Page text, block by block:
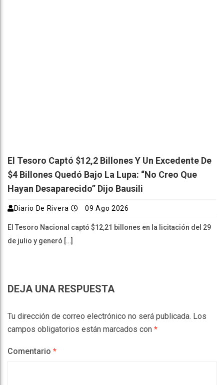
El Tesoro Captó $12,2 Billones Y Un Excedente De
$4 Billones Quedó Bajo La Lupa: “No Creo Que
Hayan Desaparecido” Dijo Bausili
Diario De Rivera 09 Ago 2026
El Tesoro Nacional captó $12,21 billones en la licitación del 29
de julio y generó […]
DEJA UNA RESPUESTA
Tu dirección de correo electrónico no será publicada. Los
campos obligatorios están marcados con *
Comentario *